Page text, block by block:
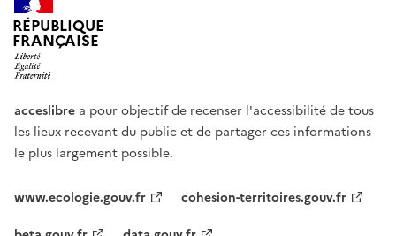
RÉPUBLIQUE
FRANÇAISE
acceslibre a pour objectif de recenser l'accessibilité de tous
les lieux recevant du public et de partager ces informations
le plus largement possible.
www.ecologie.gouv.fr
cohesion-territoires.gouv.fr